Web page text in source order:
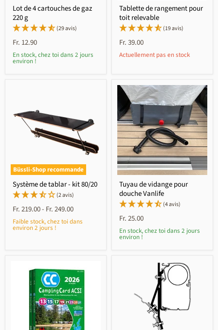
Lot de 4 cartouches de gaz
220 g
(29 avis)
Fr. 12.90
En stock, chez toi dans 2 jours
environ !
Tablette de rangement pour
toit relevable
(19 avis)
Fr. 39.00
Actuellement pas en stock
Büssli-Shop recommande
Système de tablar - kit 80/20
(2 avis)
Fr. 219.00- Fr. 249.00
Faible stock, chez toi dans
environ 2 jours !
Tuyau de vidange pour
douche Vanlife
(4 avis)
Fr. 25.00
En stock, chez toi dans 2 jours
environ !